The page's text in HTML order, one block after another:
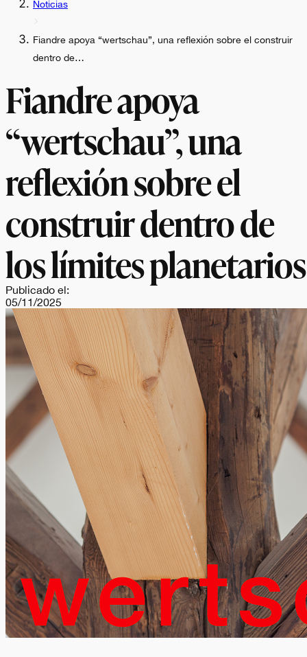
Noticias
Fiandre apoya “wertschau”, una reflexión sobre el construir
dentro de…
Fiandre apoya
“wertschau”, una
reflexión sobre el
construir dentro de
los límites planetarios
Publicado el:
05/11/2025